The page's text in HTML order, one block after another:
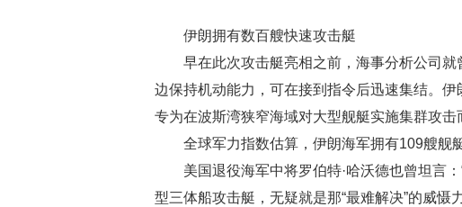
伊朗拥有数百艘快速攻击艇
早在此次攻击艇亮相之前，海事分析公司
边保持机动能力，可在接到指令后迅速集结。
专为在波斯湾狭窄海域对大型舰艇实施集群攻击
全球军力指数估算，伊朗海军拥有109艘舰
美国退役海军中将罗伯特·哈沃德也曾坦言
型三体船攻击艇，无疑就是那“最难解决”的威慑